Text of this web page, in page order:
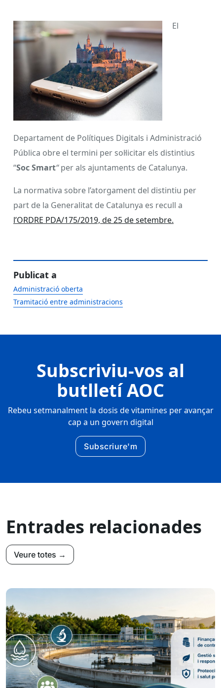
El
Departament de Polítiques Digitals i Administració
Pública obre el termini per sol·licitar els distintius
“Soc Smart“per als ajuntaments de Catalunya.
La normativa sobre l’atorgament del distintiu per
part de la Generalitat de Catalunya es recull a
l’ORDRE PDA/175/2019, de 25 de setembre.
Publicat a
Administració oberta
Tramitació entre administracions
Subscriviu-vos al
butlletí AOC
Rebeu setmanalment la dosis de vitamines per avançar
cap a un govern digital
Subscriure'm
Entrades relacionades
Veure totes →